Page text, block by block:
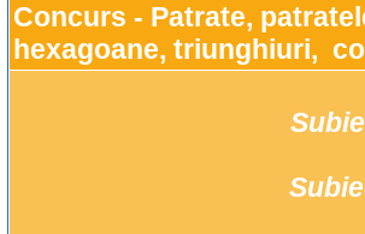
Concurs - Patrate,
hexagoane, triunghiuri,